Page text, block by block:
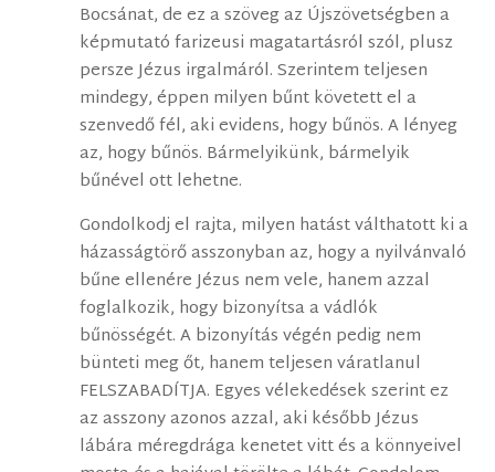
Bocsánat, de ez a szöveg az Újszövetségben a
képmutató farizeusi magatartásról szól, plusz
persze Jézus irgalmáról. Szerintem teljesen
mindegy, éppen milyen bűnt követett el a
szenvedő fél, aki evidens, hogy bűnös. A lényeg
az, hogy bűnös. Bármelyikünk, bármelyik
bűnével ott lehetne.
Gondolkodj el rajta, milyen hatást válthatott ki a
házasságtörő asszonyban az, hogy a nyilvánvaló
bűne ellenére Jézus nem vele, hanem azzal
foglalkozik, hogy bizonyítsa a vádlók
bűnösségét. A bizonyítás végén pedig nem
bünteti meg őt, hanem teljesen váratlanul
FELSZABADÍTJA. Egyes vélekedések szerint ez
az asszony azonos azzal, aki később Jézus
lábára méregdrága kenetet vitt és a könnyeivel